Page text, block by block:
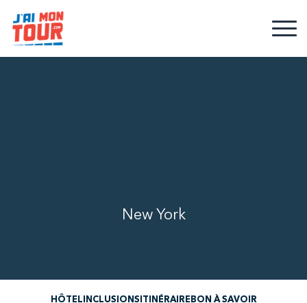
New York
HÔTEL INCLUSIONS ITINÉRAIRE BON À SAVOIR